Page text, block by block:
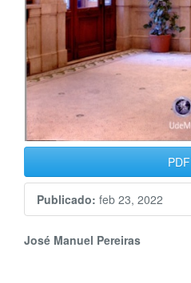
PDF
Publicado: feb 23, 2022
Contenido
José Manuel Pereiras